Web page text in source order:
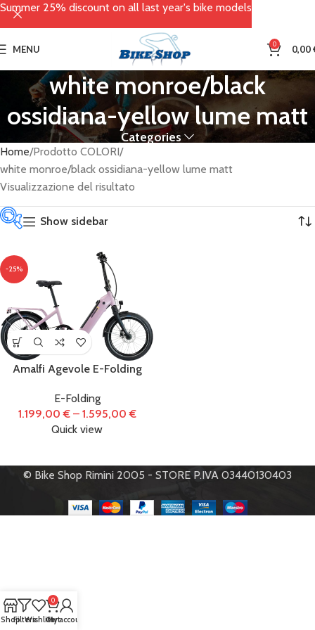
MENU 0 0,00
white monroe/black
ossidiana-yellow lume matt
Categories
Home Prodotto COLORI
white monroe/black ossidiana-yellow lume matt
Visualizzazione del risultato
Categorie
prodotto
Abbigliamento(66)
Biciclette (122)
Monopattini
manutenzione
Show sidebar
-25%
Amalfi Agevole E-Folding
E-Folding
1.199,00€– 1.595,00€
Quick view
© Bike Shop Rimini 2005 - STORE P.IVA 03440130403
Summer 25% discount on all last year's bike models
ShopFiltersWishlist
0
Cart
My account